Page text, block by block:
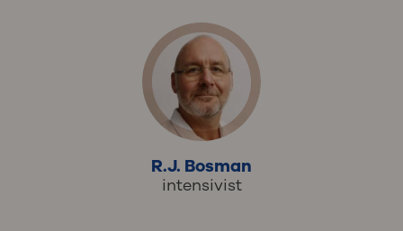
R.J. Bosman
intensivist